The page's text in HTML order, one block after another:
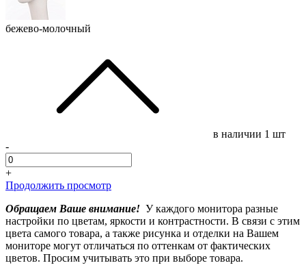
бежево-молочный
в наличии 1 шт
-
+
Продолжить просмотр
Обращаем Ваше внимание! У каждого монитора разные
настройки по цветам, яркости и контрастности. В связи с этим
цвета самого товара, а также рисунка и отделки на Вашем
мониторе могут отличаться по оттенкам от фактических
цветов. Просим учитывать это при выборе товара.